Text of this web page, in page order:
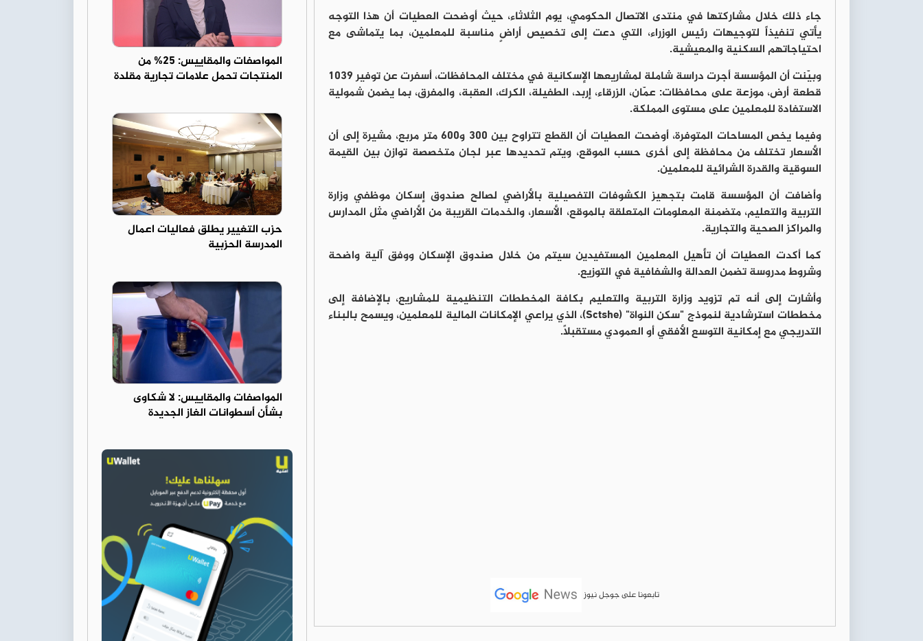
جاء ذلك خلال مشاركتها في منتدى الاتصال الحكومي، يوم الثلاثاء، حيث أوضحت العطيات أن هذا التوجه
يأتي تنفيذاً لتوجيهات رئيس الوزراء، التي دعت إلى تخصيص أراضٍ مناسبة للمعلمين، بما يتماشى مع
احتياجاتهم السكنية والمعيشية.
وبيّنت أن المؤسسة أجرت دراسة شاملة لمشاريعها الإسكانية في مختلف المحافظات، أسفرت عن توفير 1039
قطعة أرض، موزعة على محافظات: عمّان، الزرقاء، إربد، الطفيلة، الكرك، العقبة، والمفرق، بما يضمن شمولية
الاستفادة للمعلمين على مستوى المملكة.
وفيما يخص المساحات المتوفرة، أوضحت العطيات أن القطع تتراوح بين 300 و600 متر مربع، مشيرة إلى أن
الأسعار تختلف من محافظة إلى أخرى حسب الموقع، ويتم تحديدها عبر لجان متخصصة توازن بين القيمة
السوقية والقدرة الشرائية للمعلمين.
وأضافت أن المؤسسة قامت بتجهيز الكشوفات التفصيلية بالأراضي لصالح صندوق إسكان موظفي وزارة
التربية والتعليم، متضمنة المعلومات المتعلقة بالموقع، الأسعار، والخدمات القريبة من الأراضي مثل المدارس
والمراكز الصحية والتجارية.
كما أكدت العطيات أن تأهيل المعلمين المستفيدين سيتم من خلال صندوق الإسكان ووفق آلية واضحة
وشروط مدروسة تضمن العدالة والشفافية في التوزيع.
وأشارت إلى أنه تم تزويد وزارة التربية والتعليم بكافة المخططات التنظيمية للمشاريع، بالإضافة إلى
مخططات استرشادية لنموذج "سكن النواة" (Sctshe)، الذي يراعي الإمكانات المالية للمعلمين، ويسمح بالبناء
التدريجي مع إمكانية التوسع الأفقي أو العمودي مستقبلاً.
تابعونا على جوجل نيوز
المواصفات والمقاييس: 25% من
المنتجات تحمل علامات تجارية مقلدة
حزب التغيير يطلق فعاليات اعمال
المدرسة الحزبية
المواصفات والمقاييس: لا شكاوى
بشأن أسطوانات الغاز الجديدة